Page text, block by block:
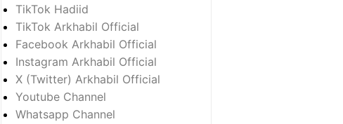
TikTok Hadiid
TikTok Arkhabil Official
Facebook Arkhabil Official
Instagram Arkhabil Official
X (Twitter) Arkhabil Official
Youtube Channel
Whatsapp Channel